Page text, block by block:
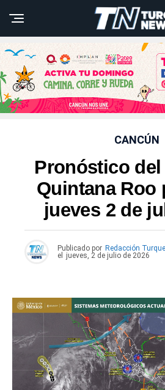
CANCÚN
Pronóstico
Quintana Roo
jueves 2 de
Publicado por Redacción
el
jueves, 2 de julio de 2026